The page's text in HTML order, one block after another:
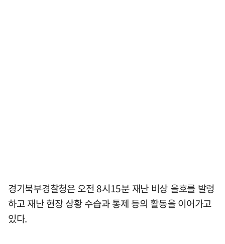
경기북부경찰청은 오전 8시15분 재난 비상 을호를 발령
하고 재난 현장 상황 수습과 통제 등의 활동을 이어가고
있다.